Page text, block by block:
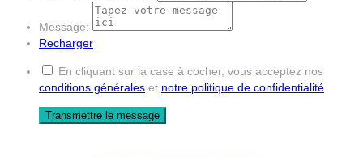
Message:
Recharger
En cliquant sur la case à cocher, vous acceptez nos
conditions générales et notre politique de confidentialité